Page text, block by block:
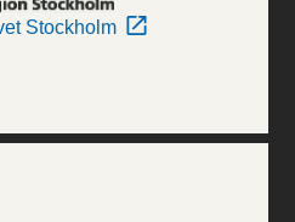
Stockholm